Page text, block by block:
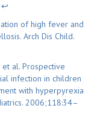
↩
of high fever and
Arch Dis Child.
et al. Prospective
infection in children
with hyperpyrexia
2006;118:34–